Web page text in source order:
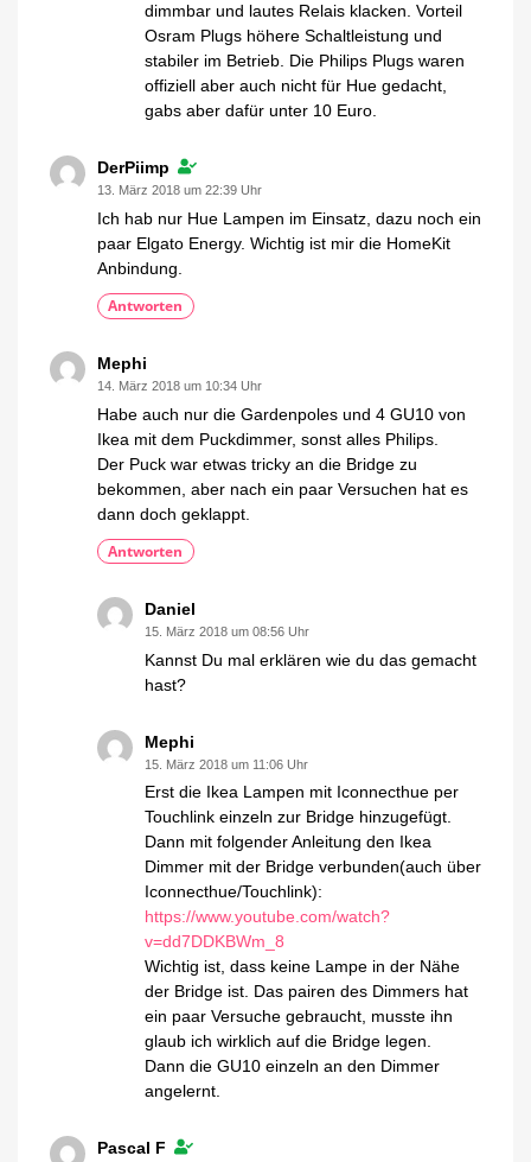
dimmbar und lautes Relais klacken. Vorteil
Osram Plugs höhere Schaltleistung und
stabiler im Betrieb. Die Philips Plugs waren
offiziell aber auch nicht für Hue gedacht,
gabs aber dafür unter 10 Euro.
DerPiimp
13. März 2018 um 22:39 Uhr
Ich hab nur Hue Lampen im Einsatz, dazu noch ein
paar Elgato Energy. Wichtig ist mir die HomeKit
Anbindung.
Antworten
Mephi
14. März 2018 um 10:34 Uhr
Habe auch nur die Gardenpoles und 4 GU10 von
Ikea mit dem Puckdimmer, sonst alles Philips.
Der Puck war etwas tricky an die Bridge zu
bekommen, aber nach ein paar Versuchen hat es
dann doch geklappt.
Antworten
Daniel
15. März 2018 um 08:56 Uhr
Kannst Du mal erklären wie du das gemacht
hast?
Mephi
15. März 2018 um 11:06 Uhr
Erst die Ikea Lampen mit Iconnecthue per
Touchlink einzeln zur Bridge hinzugefügt.
Dann mit folgender Anleitung den Ikea
Dimmer mit der Bridge verbunden(auch über
Iconnecthue/Touchlink):
https://www.youtube.com/watch?
v=dd7DDKBWm_8
Wichtig ist, dass keine Lampe in der Nähe
der Bridge ist. Das pairen des Dimmers hat
ein paar Versuche gebraucht, musste ihn
glaub ich wirklich auf die Bridge legen.
Dann die GU10 einzeln an den Dimmer
angelernt.
Pascal F